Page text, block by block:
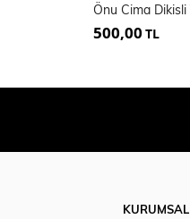
500,00 TL
KURUMSAL